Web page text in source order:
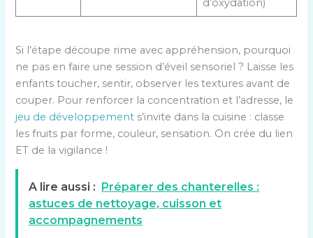
d’oxydation)
Si l’étape découpe rime avec appréhension, pourquoi
ne pas en faire une session d’éveil sensoriel ? Laisse les
enfants toucher, sentir, observer les textures avant de
couper. Pour renforcer la concentration et l’adresse, le
jeu de développement s’invite dans la cuisine : classe
les fruits par forme, couleur, sensation. On crée du lien
ET de la vigilance !
A lire aussi :
Préparer des chanterelles :
astuces de nettoyage, cuisson et
accompagnements